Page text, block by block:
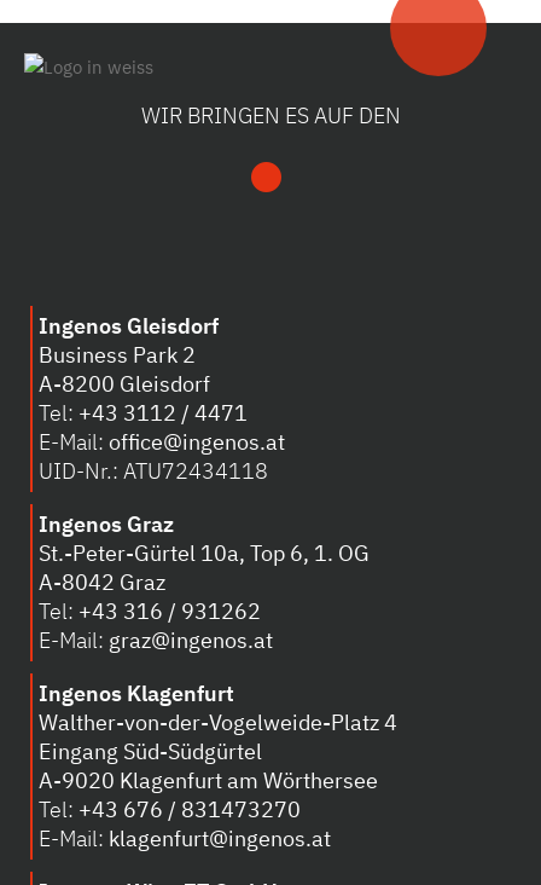
WIR BRINGEN ES AUF DEN
Ingenos Gleisdorf
Business Park 2
A-8200 Gleisdorf
Tel: +43 3112 / 4471
E-Mail: office@ingenos.at
UID-Nr.: ATU72434118
Ingenos Graz
St.-Peter-Gürtel 10a, Top 6, 1. OG
A-8042 Graz
Tel: +43 316 / 931262
E-Mail: graz@ingenos.at
Ingenos Klagenfurt
Walther-von-der-Vogelweide-Platz 4
Eingang Süd-Südgürtel
A-9020 Klagenfurt am Wörthersee
Tel: +43 676 / 831473270
E-Mail: klagenfurt@ingenos.at